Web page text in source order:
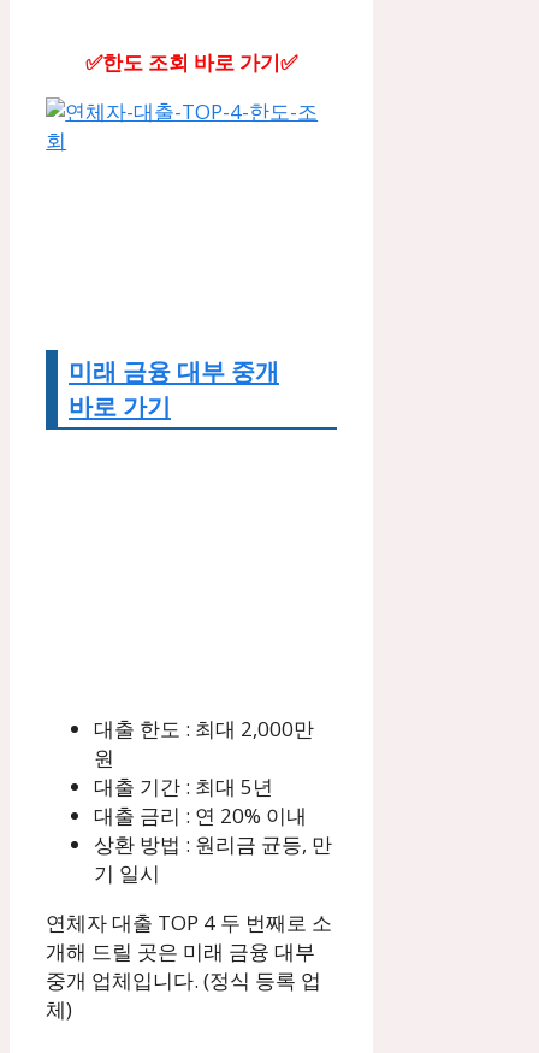
✅한도 조회 바로 가기✅
미래 금융 대부 중개
바로 가기
대출 한도 : 최대 2,000만
원
대출 기간 : 최대 5년
대출 금리 : 연 20% 이내
상환 방법 : 원리금 균등, 만
기 일시
연체자 대출 TOP 4 두 번째로 소
개해 드릴 곳은 미래 금융 대부
중개 업체입니다. (정식 등록 업
체)